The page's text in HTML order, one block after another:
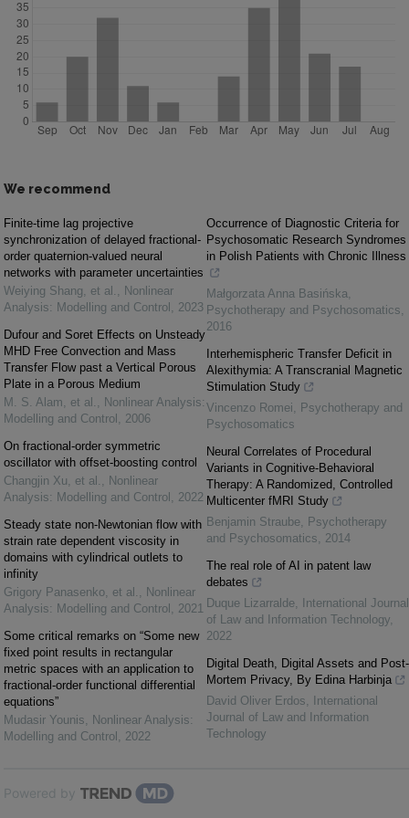
We recommend
Finite-time lag projective
synchronization of delayed fractional-
order quaternion-valued neural
networks with parameter uncertainties
Weiying Shang, et al. , Nonlinear
Analysis: Modelling and Control , 2023
Dufour and Soret Effects on Unsteady
MHD Free Convection and Mass
Transfer Flow past a Vertical Porous
Plate in a Porous Medium
M. S. Alam, et al. , Nonlinear Analysis:
Modelling and Control , 2006
On fractional-order symmetric
oscillator with offset-boosting control
Changjin Xu, et al. , Nonlinear
Analysis: Modelling and Control , 2022
Steady state non-Newtonian flow with
strain rate dependent viscosity in
domains with cylindrical outlets to
infinity
Grigory Panasenko, et al. , Nonlinear
Analysis: Modelling and Control , 2021
Some critical remarks on “Some new
fixed point results in rectangular
metric spaces with an application to
fractional-order functional differential
equations”
Mudasir Younis, Nonlinear Analysis:
Modelling and Control , 2022
Occurrence of Diagnostic Criteria for
Psychosomatic Research Syndromes
in Polish Patients with Chronic Illness
Małgorzata Anna Basińska,
Psychotherapy and Psychosomatics,
2016
Interhemispheric Transfer Deficit in
Alexithymia: A Transcranial Magnetic
Stimulation Study
Vincenzo Romei, Psychotherapy and
Psychosomatics
Neural Correlates of Procedural
Variants in Cognitive-Behavioral
Therapy: A Randomized, Controlled
Multicenter fMRI Study
Benjamin Straube, Psychotherapy
and Psychosomatics, 2014
The real role of AI in patent law
debates
Duque Lizarralde,
International Journal
of Law and Information Technology,
2022
Digital Death, Digital Assets and Post-
Mortem Privacy, By Edina Harbinja
David Oliver Erdos,
International
Journal of Law and Information
Technology
Powered by